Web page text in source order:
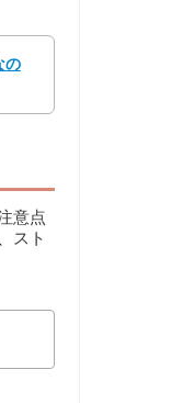
の
意点
スト